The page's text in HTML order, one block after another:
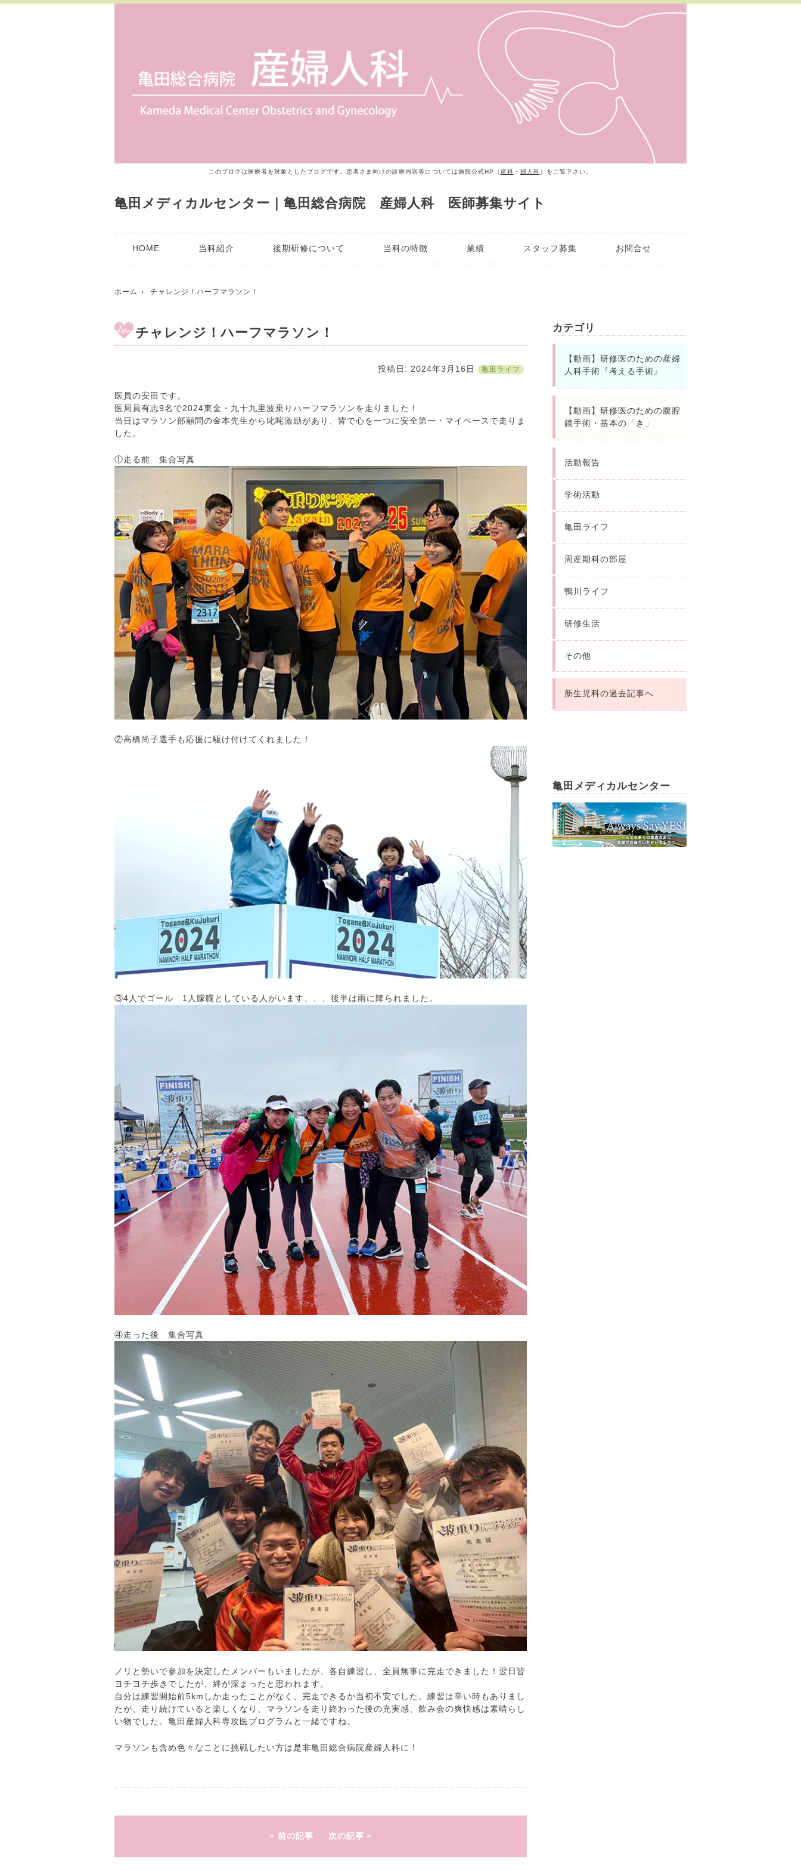
このブログは医療者を対象としたブログです。患者さま向けの診療内容等については病院公式HP（産科 ・ 婦人科）をご覧下さい。
亀田メディカルセンター｜亀田総合病院 産婦人科 医師募集サイト
HOME 当科紹介 後期研修について 当科の特徴 業績 スタッフ募集 お問合せ
ホーム チャレンジ！ハーフマラソン！
チャレンジ！ハーフマラソン！
投稿日: 2024年3月16日 亀田ライフ
医員の安田です。
医局員有志9名で2024東金・九十九里波乗りハーフマラソンを走りました！
当日はマラソン部顧問の金本先生から叱咤激励があり、皆で心を一つに安全第一・マイペースで走りま
した。
①走る前 集合写真
②高橋尚子選手も応援に駆け付けてくれました！
③4人でゴール 1人朦朧としている人がいます、、、後半は雨に降られました。
④走った後 集合写真
ノリと勢いで参加を決定したメンバーもいましたが、各自練習し、全員無事に完走できました！翌日皆
ヨチヨチ歩きでしたが、絆が深まったと思われます。
自分は練習開始前5kmしか走ったことがなく、完走できるか当初不安でした。練習は辛い時もありまし
たが、走り続けていると楽しくなり、マラソンを走り終わった後の充実感、飲み会の爽快感は素晴らし
い物でした。亀田産婦人科専攻医プログラムと一緒ですね。
マラソンも含め色々なことに挑戦したい方は是非亀田総合病院産婦人科に！
前の記事 次の記事
カテゴリ
【動画】研修医のための産婦
人科手術『考える手術』
【動画】研修医のための腹腔
鏡手術・基本の「き」
活動報告
学術活動
亀田ライフ
周産期科の部屋
鴨川ライフ
研修生活
その他
新生児科の過去記事へ
亀田メディカルセンター